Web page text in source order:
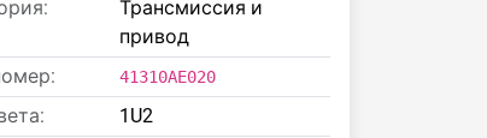
Трансмиссия и
привод
41310AE020
1U2